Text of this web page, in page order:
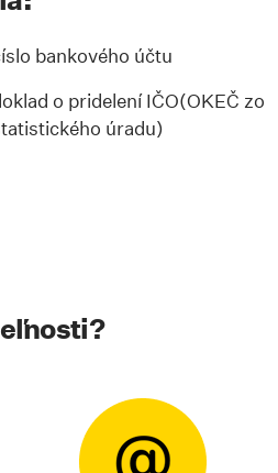
bankového účtu
o pridelení IČO(OKEČ zo
úradu)